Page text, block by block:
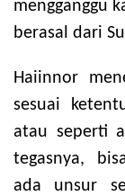
mengganggu
berasal dari
Haiinnor
sesuai
atau seperti
tegasnya,
ada unsur